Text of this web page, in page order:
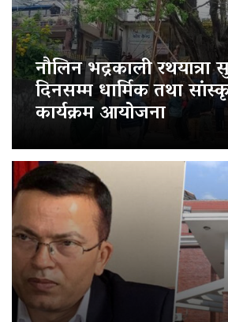
नौलिन भद्रकाली रथयात्रा
दिनसम्म धार्मिक तथा
कार्यक्रम आयोजना